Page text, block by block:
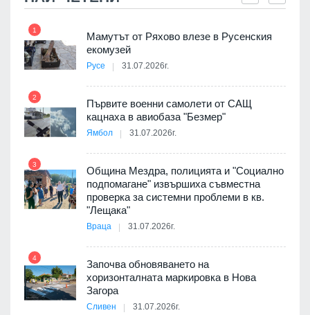
1
Мамутът от Ряхово влезе в Русенския
екомузей
Русе 31.07.2026г.
2
Първите военни самолети от САЩ
кацнаха в авиобаза "Безмер"
Ямбол 31.07.2026г.
3
Община Мездра, полицията и "Социално
подпомагане" извършиха съвместна
проверка за системни проблеми в кв.
"Лещака"
Враца 31.07.2026г.
4
Започва обновяването на
хоризонталната маркировка в Нова
Загора
Сливен 31.07.2026г.